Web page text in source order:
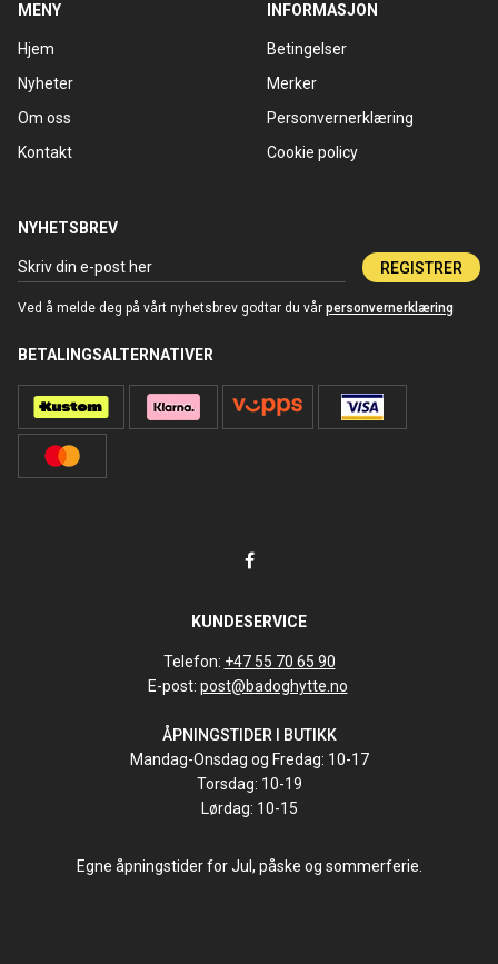
MENY
Hjem
Nyheter
Om oss
Kontakt
INFORMASJON
Betingelser
Merker
Personvernerklæring
Cookie policy
NYHETSBREV
REGISTRER
Ved å melde deg på vårt nyhetsbrev godtar du vår personvernerklæring
BETALINGSALTERNATIVER
KUNDESERVICE
Telefon: +47 55 70 65 90
E-post: post@badoghytte.no
ÅPNINGSTIDER I BUTIKK
Mandag-Onsdag og Fredag: 10-17
Torsdag: 10-19
Lørdag: 10-15
Egne åpningstider for Jul, påske og sommerferie.